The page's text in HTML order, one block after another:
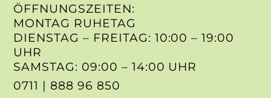
ÖFFNUNGSZEITEN:
MONTAG RUHETAG
DIENSTAG – FREITAG: 10:00 – 19:00
UHR
SAMSTAG: 09:00 – 14:00 UHR
0711 | 888 96 850